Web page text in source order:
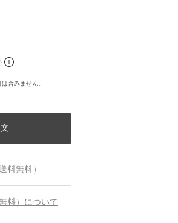
含みません。
料無料）
料）について